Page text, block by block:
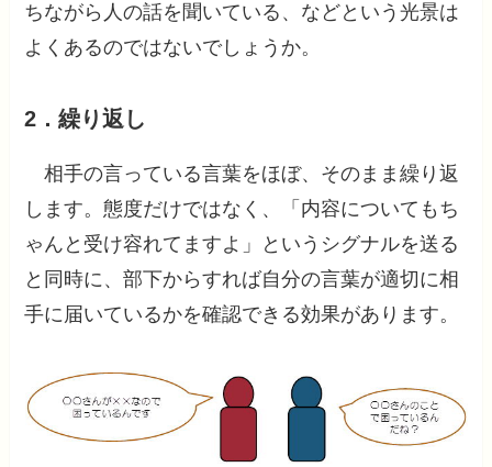
ちながら人の話を聞いている、などという光景は
よくあるのではないでしょうか。
2．繰り返し
相手の言っている言葉をほぼ、そのまま繰り返
します。態度だけではなく、「内容についてもち
ゃんと受け容れてますよ」というシグナルを送る
と同時に、部下からすれば自分の言葉が適切に相
手に届いているかを確認できる効果があります。